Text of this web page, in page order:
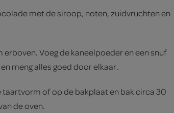
met de siroop, noten, zuidvruchten en
erboven. Voeg de kaneelpoeder en een snuf
meng alles goed door elkaar.
taartvorm of op de bakplaat en bak circa 30
de oven.